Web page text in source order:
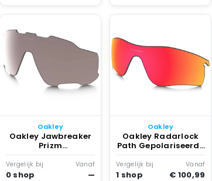
Oakley
Oakley Jawbreaker
Prizm
Gepolariseerde Lens
Grijs
Vergelijk bij
0 shop
Vanaf
—
Oakley
Oakley Radarlock
Path Gepolariseerde
Lens Prizm Ruby
Polarized
Vergelijk bij
1 shop
Vanaf
€ 100,99